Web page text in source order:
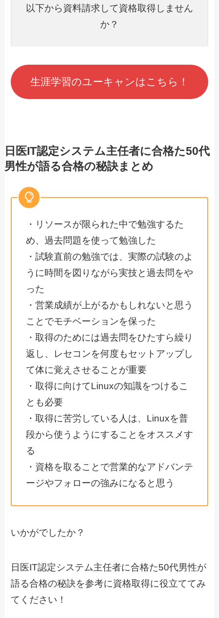
以下から資料請求して資格取得しません
か？
生涯学習のユーキャンはこちら！
日医IT認定システム主任者に合格た50代
男性が語る合格の秘訣まとめ
・リソースが限られた中で勉強するた
め、過去問題を使って勉強した
・試験直前の勉強では、実際の試験のよ
うに時間を図りながら実技と過去問をや
った
・営業成績が上がるかもしれないと思う
ことでモチベーションを保った
・取得のためには過去問をひたすら繰り
返し、レセコンを何度もセットアップし
て体に覚えさせることが重要
・取得に向けてLinuxの知識をつけるこ
とも必要
・取得に苦労している人は、Linuxを普
段から使うようにすることをオススメす
る
・資格を取ることで営業的なアドバンテ
ージやフォローの強みになると思う
いかがでしたか？
日医IT認定システム主任者に合格た50代男性が
語る合格の秘訣を参考に資格取得に役立ててみ
てください！